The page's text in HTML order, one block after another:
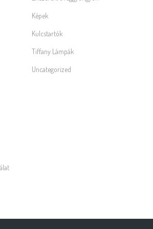
Képek
Kulcstartók
Tiffany Lámpák
Uncategorized